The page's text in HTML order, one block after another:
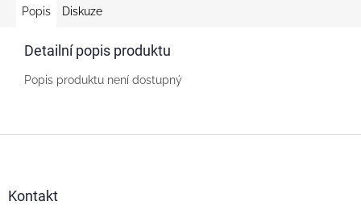
Popis Diskuze
Detailní popis produktu
Popis produktu není dostupný
Kontakt